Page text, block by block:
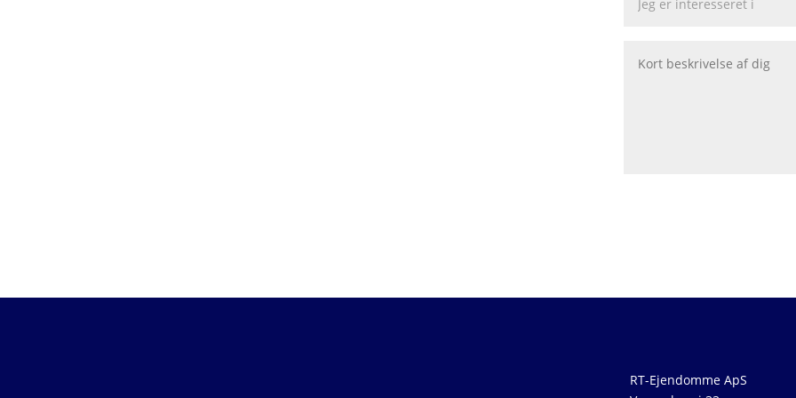
RT-Ejendomme ApS